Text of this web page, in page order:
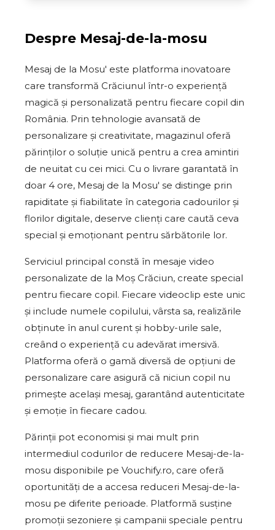
Despre Mesaj-de-la-mosu
Mesaj de la Mosu' este platforma inovatoare
care transformă Crăciunul într-o experiență
magică și personalizată pentru fiecare copil din
România. Prin tehnologie avansată de
personalizare și creativitate, magazinul oferă
părinților o soluție unică pentru a crea amintiri
de neuitat cu cei mici. Cu o livrare garantată în
doar 4 ore, Mesaj de la Mosu' se distinge prin
rapiditate și fiabilitate în categoria cadourilor și
florilor digitale, deserve clienți care caută ceva
special și emoționant pentru sărbătorile lor.
Serviciul principal constă în mesaje video
personalizate de la Moș Crăciun, create special
pentru fiecare copil. Fiecare videoclip este unic
și include numele copilului, vârsta sa, realizările
obținute în anul curent și hobby-urile sale,
creând o experiență cu adevărat imersivă.
Platforma oferă o gamă diversă de opțiuni de
personalizare care asigură că niciun copil nu
primește același mesaj, garantând autenticitate
și emoție în fiecare cadou.
Părinții pot economisi și mai mult prin
intermediul codurilor de reducere Mesaj-de-la-
mosu disponibile pe Vouchify.ro, care oferă
oportunități de a accesa reduceri Mesaj-de-la-
mosu pe diferite perioade. Platformă susține
promoții sezoniere și campanii speciale pentru